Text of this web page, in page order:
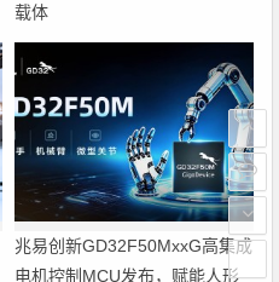
载体
兆易创新GD32F50MxxG高集成
电机控制MCU发布，赋能人形